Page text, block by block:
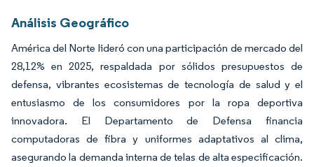
Análisis Geográfico
América del Norte lideró con una participación de mercado del
28,12% en 2025, respaldada por sólidos presupuestos de
defensa, vibrantes ecosistemas de tecnología de salud y el
entusiasmo de los consumidores por la ropa deportiva
innovadora. El Departamento de Defensa financia
computadoras de fibra y uniformes adaptativos al clima,
asegurando la demanda interna de telas de alta especificación.